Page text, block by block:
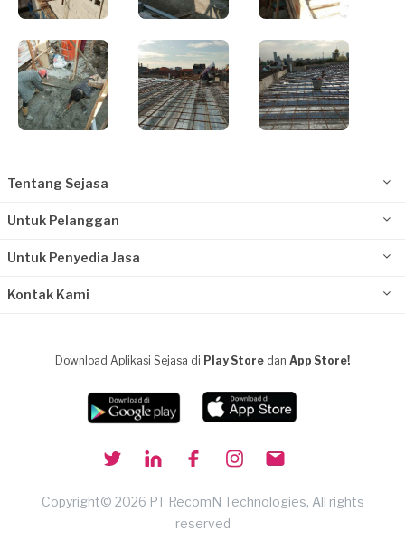
Tentang Sejasa
Untuk Pelanggan
Untuk Penyedia Jasa
Kontak Kami
Download Aplikasi Sejasa di Play Store dan App Store!
Copyright© 2026 PT RecomN Technologies, All rights
reserved